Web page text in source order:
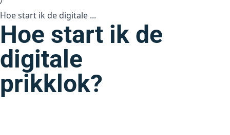
Hoe start ik de digitale ...
Hoe start ik de
digitale
prikklok?